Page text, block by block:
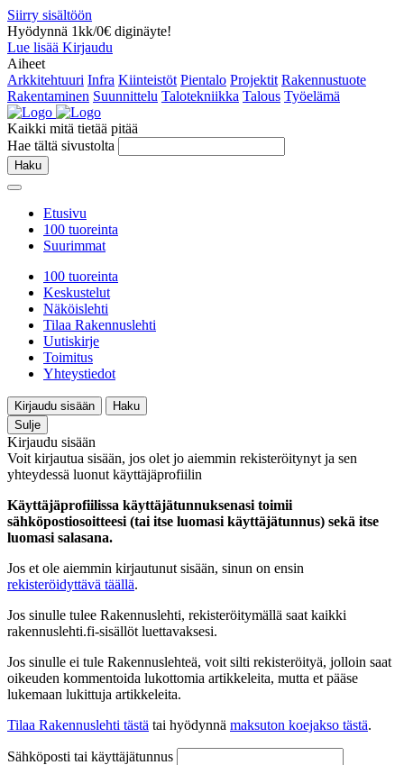
Siirry sisältöön
Hyödynnä 1kk/0€ diginäyte!
Lue lisää Kirjaudu
Aiheet
Arkkitehtuuri Infra Kiinteistöt Pientalo Projektit Rakennustuote
Rakentaminen Suunnittelu Talotekniikka Talous Työelämä
Kaikki mitä tietää pitää
Hae tältä sivustolta
Haku
Etusivu
100 tuoreinta
Suurimmat
100 tuoreinta
Keskustelut
Näköislehti
Tilaa Rakennuslehti
Uutiskirje
Toimitus
Yhteystiedot
Kirjaudu sisään
Haku
Sulje
Kirjaudu sisään
Voit kirjautua sisään, jos olet jo aiemmin rekisteröitynyt ja sen
yhteydessä luonut käyttäjäprofiilin
Käyttäjäprofiilissa käyttäjätunnuksenasi toimii
sähköpostiosoitteesi (tai itse luomasi käyttäjätunnus) sekä itse
luomasi salasana.
Jos et ole aiemmin kirjautunut sisään, sinun on ensin
rekisteröidyttävä täällä.
Jos sinulle tulee Rakennuslehti, rekisteröitymällä saat kaikki
rakennuslehti.fi-sisällöt luettavaksesi.
Jos sinulle ei tule Rakennuslehteä, voit silti rekisteröityä, jolloin saat
oikeuden kommentoida lukottomia artikkeleita, mutta et pääse
lukemaan lukittuja artikkeleita.
Tilaa Rakennuslehti tästä tai hyödynnä maksuton koejakso tästä.
Sähköposti tai käyttäjätunnus